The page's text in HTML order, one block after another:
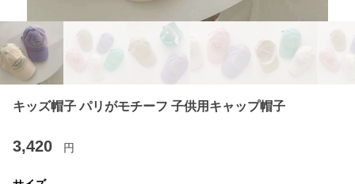
キッズ帽子 パリがモチーフ 子供用キャップ帽子
3,420 円